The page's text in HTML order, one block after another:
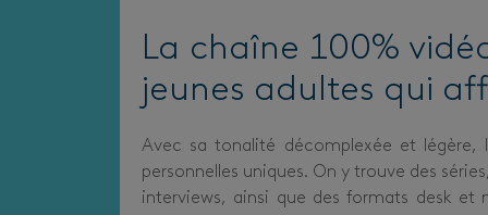
La chaîne 100%
jeunes adultes qui
Avec sa tonalité décomplexée et légère,
personnelles uniques. On y trouve des
interviews, ainsi que des formats desk